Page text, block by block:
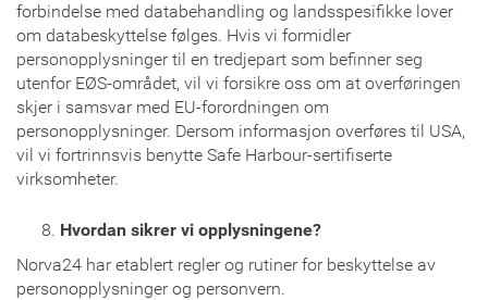
forbindelse med databehandling og landsspesifikke lover
om databeskyttelse følges. Hvis vi formidler
personopplysninger til en tredjepart som befinner seg
utenfor EØS-området, vil vi forsikre oss om at overføringen
skjer i samsvar med EU-forordningen om
personopplysninger. Dersom informasjon overføres til USA,
vil vi fortrinnsvis benytte Safe Harbour-sertifiserte
virksomheter.
Hvordan sikrer vi opplysningene?
Norva24 har etablert regler og rutiner for beskyttelse av
personopplysninger og personvern.